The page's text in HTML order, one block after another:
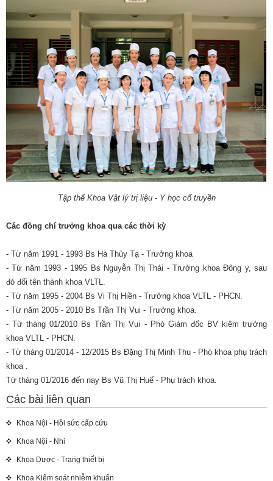
Tập thể Khoa Vật lý trị liệu - Y học cổ truyền
Các đồng chí trưởng khoa qua các thời kỳ
- Từ năm 1991 - 1993 Bs Hà Thủy Tạ - Trưởng khoa
- Từ năm 1993 - 1995 Bs Nguyễn Thị Thái - Trưởng khoa Đông y, sau
đó đổi tên thành khoa VLTL.
- Từ năm 1995 - 2004 Bs Vi Thị Hiền - Trưởng khoa VLTL - PHCN.
- Từ năm 2005 - 2010 Bs Trần Thị Vui - Trưởng khoa.
- Từ tháng 01/2010 Bs Trần Thị Vui - Phó Giám đốc BV kiêm trưởng
khoa VLTL - PHCN.
- Từ tháng 01/2014 - 12/2015 Bs Đặng Thị Minh Thu - Phó khoa phụ trách
khoa .
Từ tháng 01/2016 đến nay Bs Vũ Thị Huế - Phụ trách khoa.
Các bài liên quan
Khoa Nội - Hồi sức cấp cứu
Khoa Nội - Nhi
Khoa Dược - Trang thiết bị
Khoa Kiểm soát nhiễm khuẩn